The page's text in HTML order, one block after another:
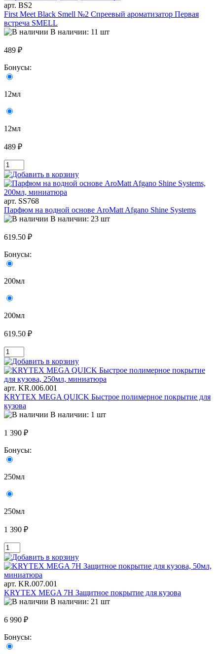
арт. BS2
First Meet Black Smell №2 Спреевый ароматизатор Первая
встреча SMELL
В наличии: 11 шт
489 ₽
Бонусы:
12мл
12мл
489 ₽
арт. SS768
Парфюм на водной основе AroMatt Afgano Shine Systems
В наличии: 23 шт
619.50 ₽
Бонусы:
200мл
200мл
619.50 ₽
арт. KR.006.001
KRYTEX MEGA QUICK Быстрое полимерное покрытие для
кузова
В наличии: 1 шт
1 390 ₽
Бонусы:
250мл
250мл
1 390 ₽
арт. KR.007.001
KRYTEX MEGA 7H Защитное покрытие для кузова
В наличии: 21 шт
6 990 ₽
Бонусы: